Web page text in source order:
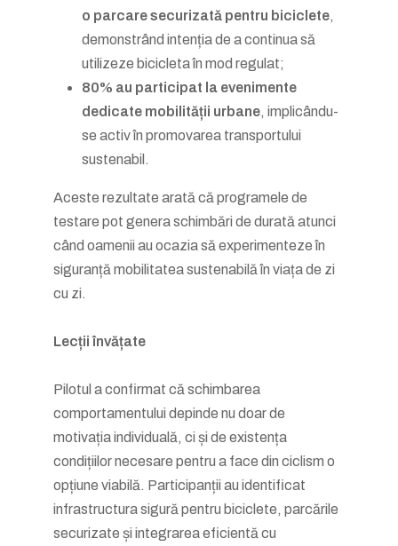
o parcare securizată pentru biciclete,
demonstrând intenția de a continua să
utilizeze bicicleta în mod regulat;
80% au participat la evenimente
dedicate mobilității urbane, implicându-
se activ în promovarea transportului
sustenabil.
Aceste rezultate arată că programele de
testare pot genera schimbări de durată atunci
când oamenii au ocazia să experimenteze în
siguranță mobilitatea sustenabilă în viața de zi
cu zi.
Lecții învățate
Pilotul a confirmat că schimbarea
comportamentului depinde nu doar de
motivația individuală, ci și de existența
condițiilor necesare pentru a face din ciclism o
opțiune viabilă. Participanții au identificat
infrastructura sigură pentru biciclete, parcările
securizate și integrarea eficientă cu